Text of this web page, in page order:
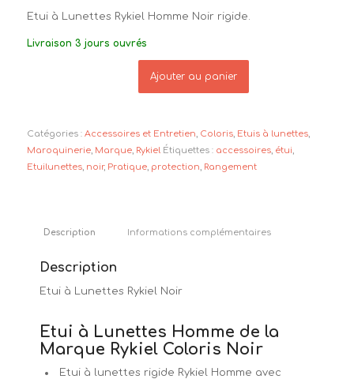
Etui à Lunettes Rykiel Homme Noir rigide.
Livraison 3 jours ouvrés
Ajouter au panier
Catégories : Accessoires et Entretien, Coloris, Etuis à lunettes,
Maroquinerie, Marque, Rykiel Étiquettes : accessoires, étui,
Etuilunettes, noir, Pratique, protection, Rangement
Description Informations complémentaires
Description
Etui à Lunettes Rykiel Noir
Etui à Lunettes Homme de la
Marque Rykiel Coloris Noir
Etui à lunettes rigide Rykiel Homme avec